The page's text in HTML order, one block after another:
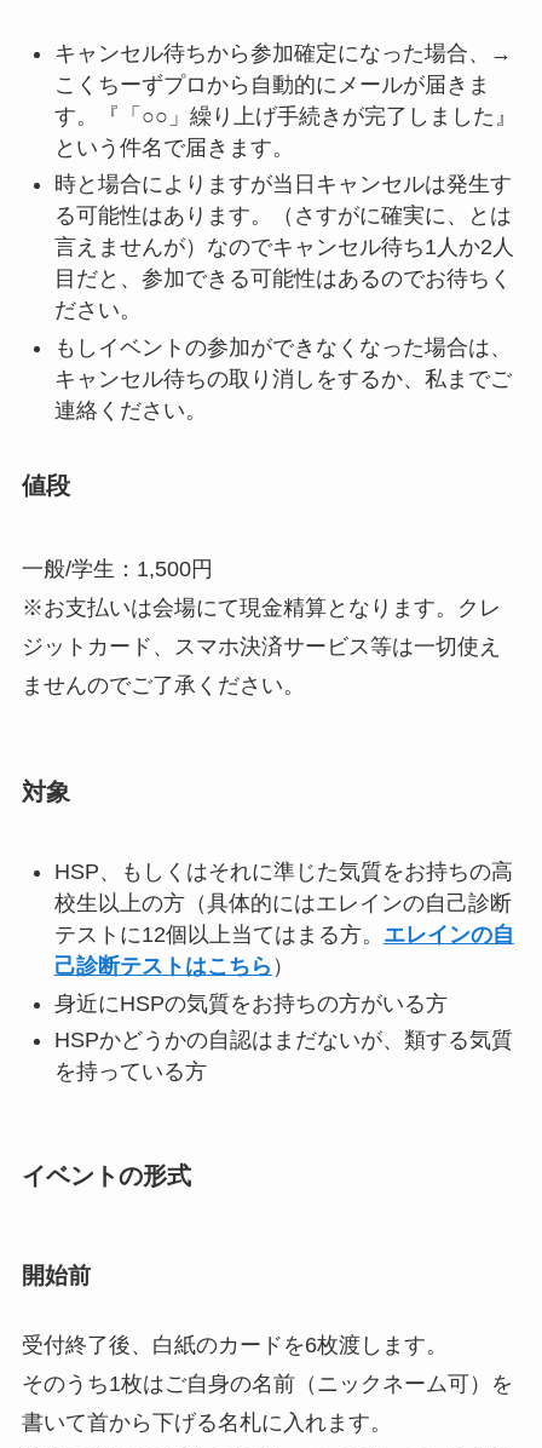
キャンセル待ちから参加確定になった場合、→
こくちーずプロから自動的にメールが届きま
す。『「○○」繰り上げ手続きが完了しました』
という件名で届きます。
時と場合によりますが当日キャンセルは発生す
る可能性はあります。（さすがに確実に、とは
言えませんが）なのでキャンセル待ち1人か2人
目だと、参加できる可能性はあるのでお待ちく
ださい。
もしイベントの参加ができなくなった場合は、
キャンセル待ちの取り消しをするか、私までご
連絡ください。
値段
一般/学生：1,500円
※お支払いは会場にて現金精算となります。クレ
ジットカード、スマホ決済サービス等は一切使え
ませんのでご了承ください。
対象
HSP、もしくはそれに準じた気質をお持ちの高
校生以上の方（具体的にはエレインの自己診断
テストに12個以上当てはまる方。 エレインの自
己診断テストはこちら ）
身近にHSPの気質をお持ちの方がいる方
HSPかどうかの自認はまだないが、類する気質
を持っている方
イベントの形式
開始前
受付終了後、白紙のカードを6枚渡します。
そのうち1枚はご自身の名前（ニックネーム可）を
書いて首から下げる名札に入れます。